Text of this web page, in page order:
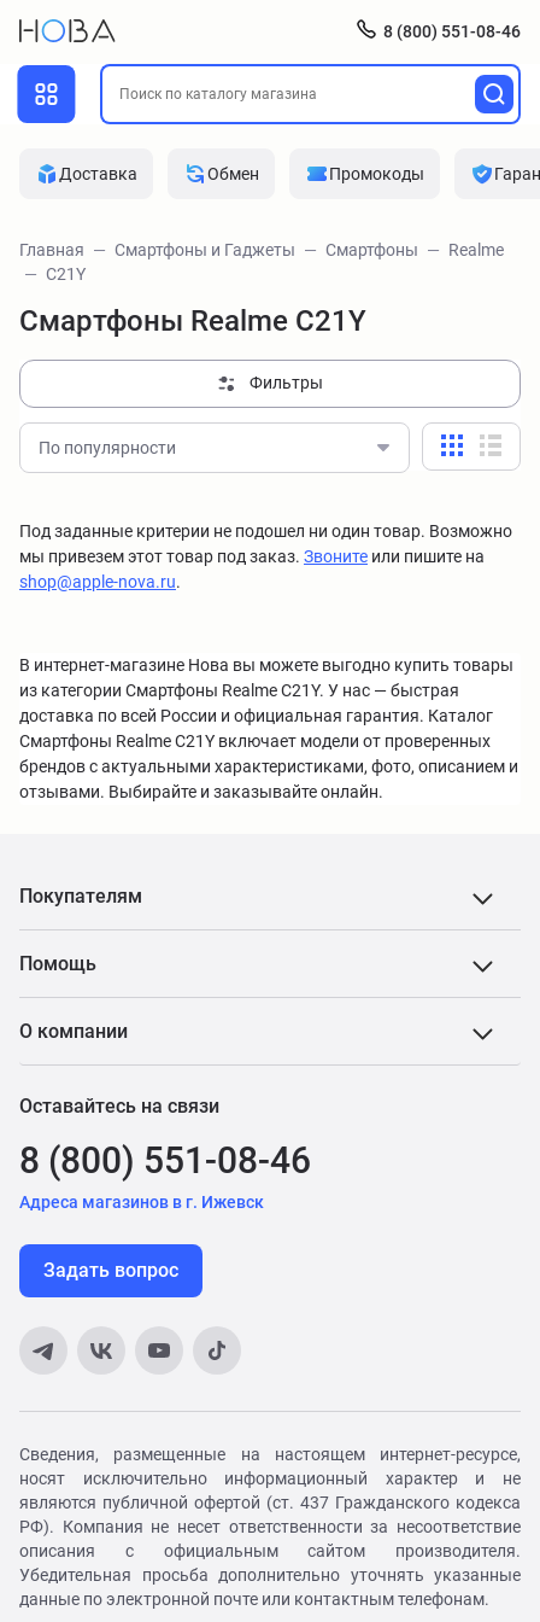
8 (800) 551-08-46
Доставка Обмен Промокоды
Главная Смартфоны и Гаджеты Смартфоны
Realme
C21Y
Смартфоны Realme C21Y
Фильтры
По популярности
Под заданные критерии не подошел ни один товар. Возможно
мы привезем этот товар под заказ. Звоните или пишите на
shop@apple-nova.ru.
В интернет-магазине Нова вы можете выгодно купить товары
из категории Смартфоны Realme C21Y. У нас — быстрая
доставка по всей России и официальная гарантия. Каталог
Смартфоны Realme C21Y включает модели от проверенных
брендов с актуальными характеристиками, фото, описанием и
отзывами. Выбирайте и заказывайте онлайн.
Покупателям
Помощь
О компании
Оставайтесь на связи
8 (800) 551-08-46
Адреса магазинов в г. Ижевск
Задать вопрос
Сведения, размещенные на настоящем интернет-ресурсе,
носят исключительно информационный характер и не
являются публичной офертой (ст. 437 Гражданского кодекса
РФ). Компания не несет ответственности за несоответствие
описания с официальным сайтом производителя.
Убедительная просьба дополнительно уточнять указанные
данные по электронной почте или контактным телефонам.